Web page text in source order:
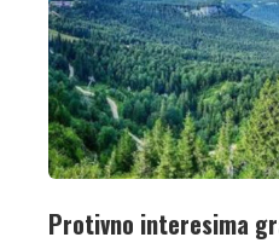
Protivno interesima